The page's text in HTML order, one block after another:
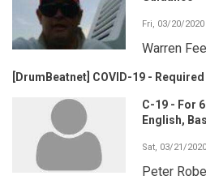
Fri, 03/20/2020
Warren
[DrumBeatnet] COVID-19 -
C-19 - For
English,
Sat, 03/21/
Peter